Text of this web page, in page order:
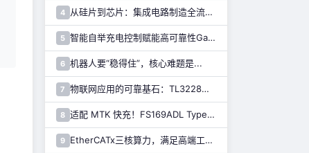
4 从硅片到芯片：集成电路制造全流程解析
5 智能自举充电控制赋能高可靠性GaN驱动，纳芯微推出110V半桥驱动芯片NSD2123
6 机器人要“稳得住”，核心难题是...
7 物联网应用的可靠基石：TL3228内置的硬件安全模块（HSM）详解
8 适配 MTK 快充！FS169ADL Type-A 快充芯片全新上线
9 EtherCATx三核算力，满足高端工业控制！纳芯微发布实时控制MCU/DSP NS800RTA7系列